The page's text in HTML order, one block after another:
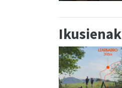
Ikusienak